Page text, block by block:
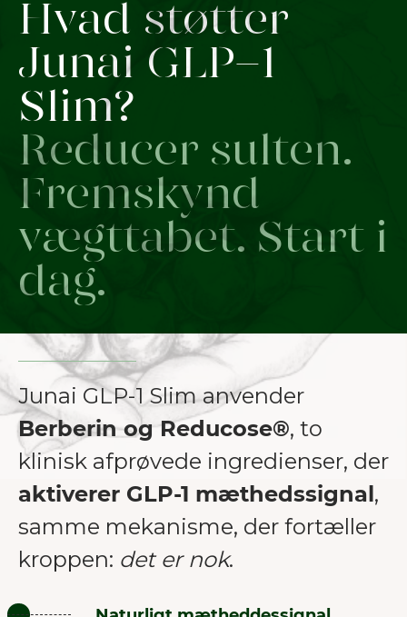
Hvad støtter
Junai GLP-1
Slim?
Reducer sulten.
Fremskynd
vægttabet. Start i
dag.
Junai GLP-1 Slim anvender
Berberin og Reducose®, to
klinisk afprøvede ingredienser, der
aktiverer GLP-1 mæthedssignal,
samme mekanisme, der fortæller
kroppen: det er nok.